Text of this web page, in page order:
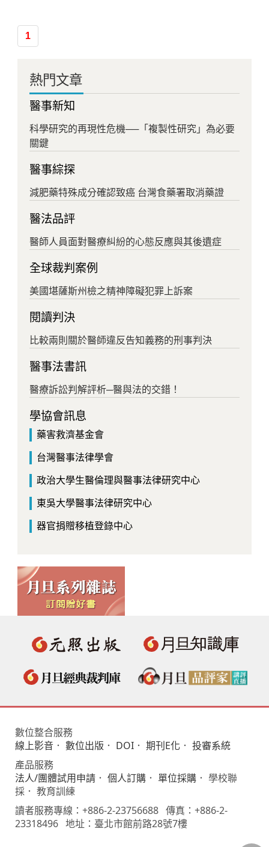
1
熱門文章
醫事新知
科學研究的再現性危機──「複製性研究」為必要
關鍵
醫事綜探
減肥藥特殊成分確認致癌 台灣食藥署取消藥證
醫法品評
醫師人員面對醫療糾紛的心態反應與其後遺症
全球裁判案例
美國堪薩斯州檢之精神障礙犯罪上訴案
閱讀判決
比較兩則關於醫師違反告知義務的刑事判決
醫事法書訊
醫療訴訟判解評析─醫與法的交錯！
學協會訊息
藥害救濟基金會
台灣醫事法律學會
政治大學生醫倫理與醫事法律研究中心
東吳大學醫事法律研究中心
器官捐贈移植登錄中心
數位整合服務
線上影音 ． 數位出版 ． DOI ． 期刊E化 ． 投審系統
產品服務
法人/團體試用申請 ． 個人訂購 ． 單位採購 ． 學校聯
採． 教育訓練
讀者服務專線：+886-2-23756688 傳真：+886-2-
23318496 地址：臺北市館前路28號7樓